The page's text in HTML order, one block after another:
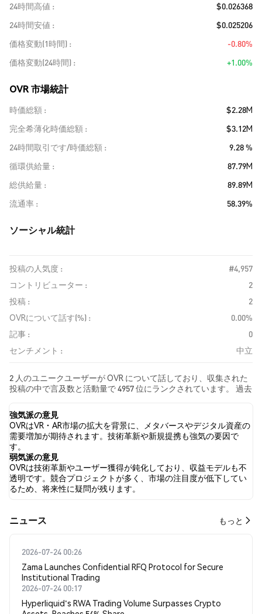
24時間高値
$0.026368
24時間安値
$0.025206
価格変動(1時間)
-0.80%
価格変動(24時間)
+1.00%
OVR 市場統計
時価総額
$2.28M
完全希薄化時価総額
$3.12M
24時間取引です/時価総額
9.28 %
循環供給量
87.79M
総供給量
89.89M
流通率
58.39%
ソーシャル統計
投稿の人気度 :
#4,957
コントリビューター :
2
投稿 :
2
OVRについて話す(%) :
0.00%
記事 :
0
センチメント :
中立
2 人のユニークユーザーが OVR について話しており、収集された
投稿の中で言及数と活動量で 4957 位にランクされています。 過去
中立 でした。 最後に、OVR に関するニュース記事が 0 件公開され
ました。 Twitterでは、0.00% のツイートが強気の感情を示し、
0.00% のツイートが弱気の感情を示しました。 100.00% のツイー
トは OVR に対して中立的でした。 これらの感情分析は 2 件のツイ
ートに基づいています。
強気派の意見
OVRはVR・AR市場の拡大を背景に、メタバースやデジタル資産の
需要増加が期待されます。技術革新や新規提携も強気の要因で
す。
弱気派の意見
OVRは技術革新やユーザー獲得が鈍化しており、収益モデルも不
透明です。競合プロジェクトが多く、市場の注目度が低下してい
るため、将来性に疑問が残ります。
​​ニュース​​ もっと
2026-07-24 00:26
Zama Launches Confidential RFQ Protocol for Secure
Institutional Trading
2026-07-24 00:17
Hyperliquid's RWA Trading Volume Surpasses Crypto